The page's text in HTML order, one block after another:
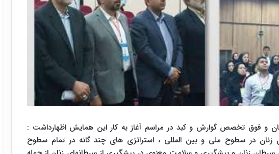
و فوق تخصص گوارش و کبد در مراسم آغاز به کار این همایش اظهارداشت :
زنان در سطوح ملی و بین المللی ، استراتژی های چند گانه در تمام سطوح